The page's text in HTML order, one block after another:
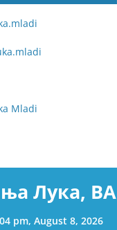
Mladi
Лука, BA
pm, August 8, 2026